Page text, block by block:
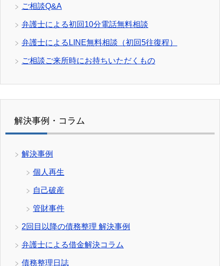
ご相談Q&A
弁護士による初回10分電話無料相談
弁護士によるLINE無料相談（初回5往復程）
ご相談ご来所時にお持ちいただくもの
解決事例・コラム
解決事例
個人再生
自己破産
管財事件
2回目以降の債務整理 解決事例
弁護士による借金解決コラム
債務整理日誌